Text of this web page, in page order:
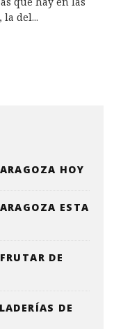
la del...
HOY
ESTA
DE
DE